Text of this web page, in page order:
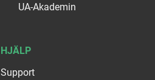
UA-Akademin
HJÄLP
Support